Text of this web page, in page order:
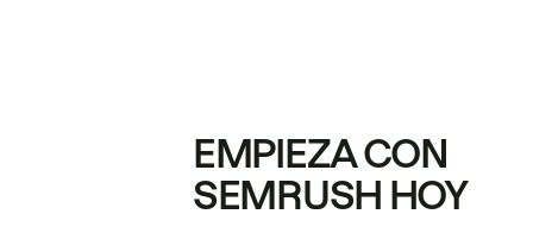
EMPIEZA CON
SEMRUSH HOY